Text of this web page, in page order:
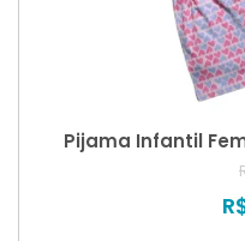
Pijama Infantil